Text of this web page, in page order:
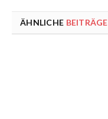
ÄHNLICHE BEITRÄGE